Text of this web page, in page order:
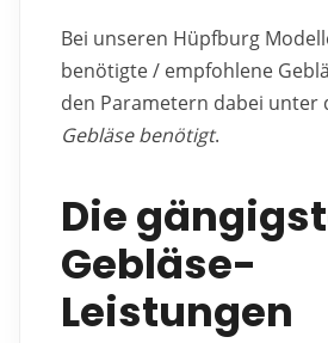
Bei unseren Hüpfburg
benötigte / empfohlene
den Parametern dabei unter
Gebläse benötigt.
Die
Gebläse-
Leistungen